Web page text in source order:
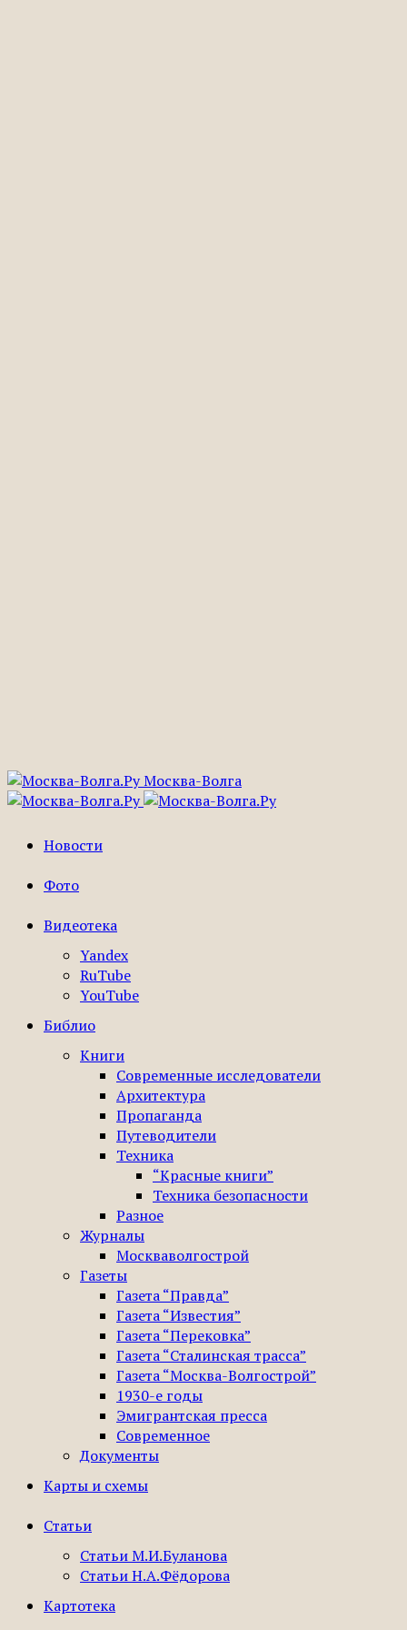
Москва-Волга
Новости
Фото
Видеотека
Yandex
RuTube
YouTube
Библио
Книги
Современные исследователи
Архитектура
Пропаганда
Путеводители
Техника
“Красные книги”
Техника безопасности
Разное
Журналы
Москваволгострой
Газеты
Газета “Правда”
Газета “Известия”
Газета “Перековка”
Газета “Сталинская трасса”
Газета “Москва-Волгострой”
1930-е годы
Эмигрантская пресса
Современное
Документы
Карты и схемы
Статьи
Статьи М.И.Буланова
Статьи Н.А.Фёдорова
Картотека